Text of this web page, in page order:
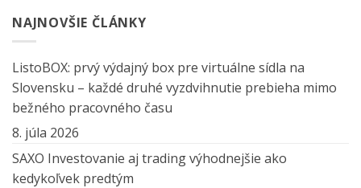
NAJNOVŠIE ČLÁNKY
ListoBOX: prvý výdajný box pre virtuálne sídla na
Slovensku – každé druhé vyzdvihnutie prebieha mimo
bežného pracovného času
8. júla 2026
SAXO Investovanie aj trading výhodnejšie ako
kedykoľvek predtým